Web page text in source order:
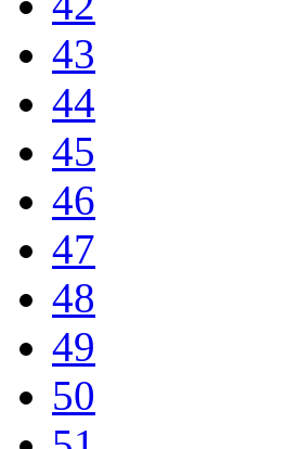
43
44
45
46
47
48
49
50